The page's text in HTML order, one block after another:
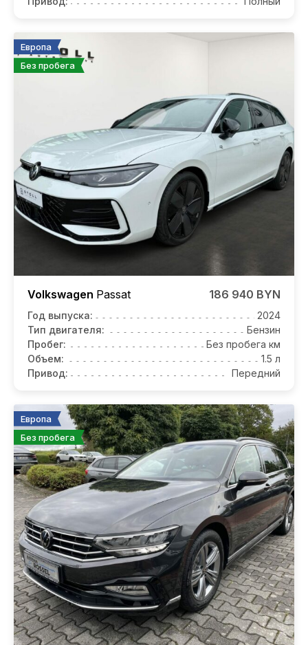
Европа
Без пробега
Volkswagen Passat 186 940 BYN
Год выпуска:
2024
Тип двигателя:
Бензин
Пробег:
Без пробега км
Объем:
1.5 л
Привод:
Передний
Европа
Без пробега